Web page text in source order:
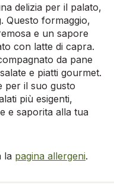
delizia per il palato,
Questo formaggio,
e un sapore
con latte di capra.
da pane
e piatti gourmet.
per il suo gusto
più esigenti,
e saporita alla tua
la pagina allergeni.